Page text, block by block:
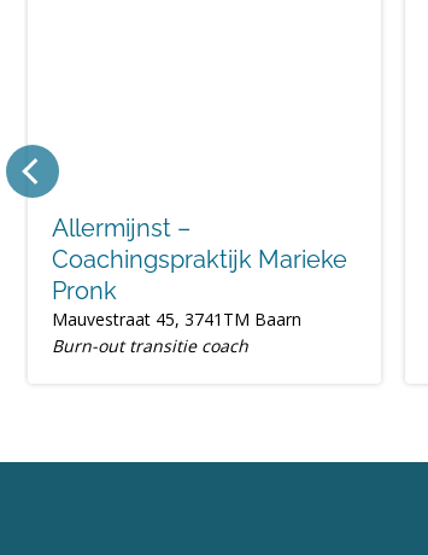
Allermijnst –
Coachingspraktijk Marieke
Pronk
Mauvestraat 45, 3741TM Baarn
Burn-out transitie coach